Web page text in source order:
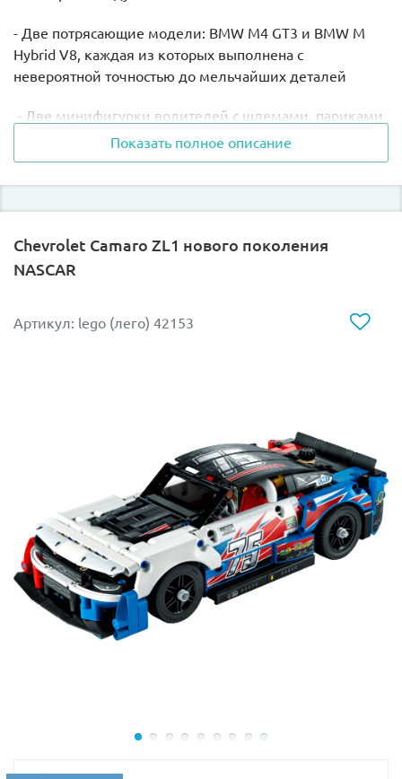
- Две потрясающие модели: BMW M4 GT3 и BMW M
Hybrid V8, каждая из которых выполнена с
невероятной точностью до мельчайших деталей
- Две минифигурки водителей с шлемами, париками
и гаечными ключами. Почувствуйте себя настоящим
гонщиком, управляя этими машинами на вашей
выхлопные трубы, диффузоры, задние крылья и
уникальную раскраску BMW M Motorsport, которые
Соберите свои собственные детализированные копии
Показать полное описание
Chevrolet Camaro ZL1 нового поколения
NASCAR
Артикул: lego (лего) 42153